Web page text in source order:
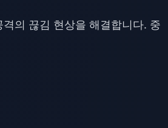
의 끊김 현상을 해결합니다. 중